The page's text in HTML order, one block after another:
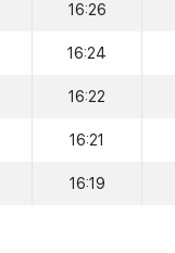
16:26
16:24
16:22
16:21
16:19